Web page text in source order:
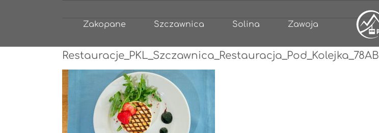
Zakopane Szczawnica Solina Zawoja
Restauracje_PKL_Szczawnica_Restauracja_Pod_Kolejka_78AB